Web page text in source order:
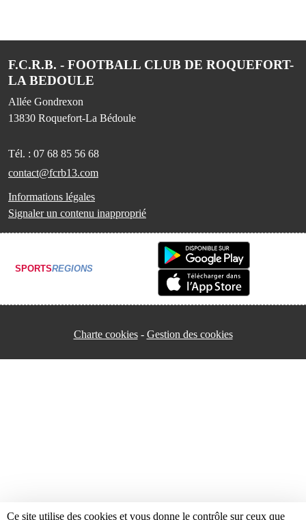
F.C.R.B. - FOOTBALL CLUB DE ROQUEFORT-
LA BEDOULE
Allée Gondrexon
13830 Roquefort-La Bédoule
Tél. : 07 68 85 56 68
contact@fcrb13.com
Informations légales
Signaler un contenu inapproprié
SPORTSREGIONS
Charte cookies Gestion des cookies
Ce site utilise des cookies et vous donne le contrôle sur ceux que